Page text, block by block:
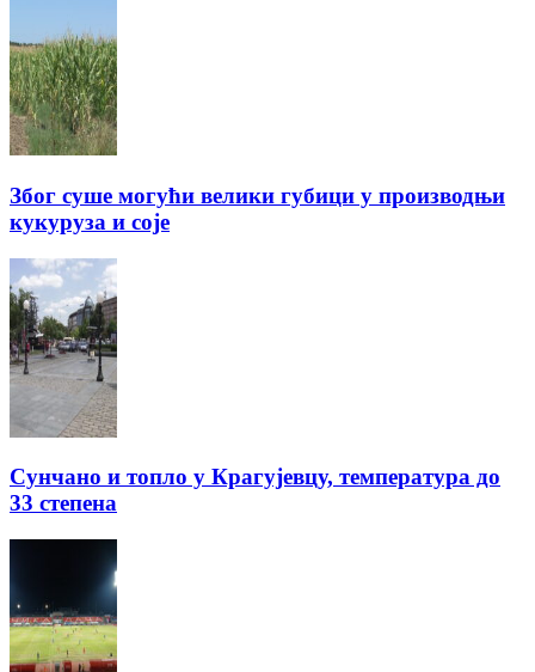
Због суше могући велики губици у производњи
кукуруза и соје
Сунчано и топло у Крагујевцу, температура до
33 степена